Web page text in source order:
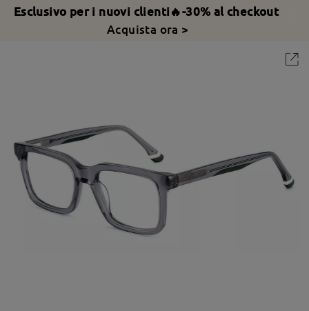
Esclusivo per i nuovi clienti🔥-30% al checkout
Acquista ora >